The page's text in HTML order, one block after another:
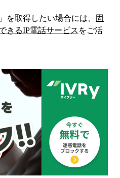
」を取得したい場合には、
固
きるIP電話サービス をご活